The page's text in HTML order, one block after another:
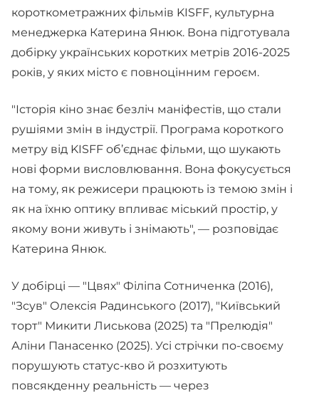
короткометражних фільмів KISFF, культурна
менеджерка Катерина Янюк. Вона підготувала
добірку українських коротких метрів 2016-2025
років, у яких місто є повноцінним героєм.
"Історія кіно знає безліч маніфестів, що стали
рушіями змін в індустрії. Програма короткого
метру від KISFF об’єднає фільми, що шукають
нові форми висловлювання. Вона фокусується
на тому, як режисери працюють із темою змін і
як на їхню оптику впливає міський простір, у
якому вони живуть і знімають", — розповідає
Катерина Янюк.
У добірці — "Цвях" Філіпа Сотниченка (2016),
"Зсув" Олексія Радинського (2017), "Київський
торт" Микити Лиськова (2025) та "Прелюдія"
Аліни Панасенко (2025). Усі стрічки по-своєму
порушують статус-кво й розхитують
повсякденну реальність — через